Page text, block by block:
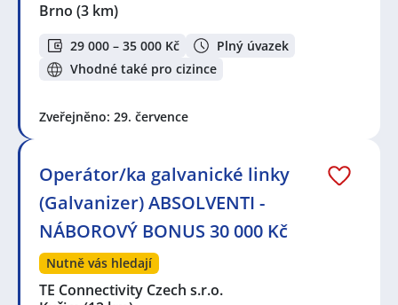
Brno (3 km)
29 000 – 35 000 Kč
Plný úvazek
Vhodné také pro cizince
Zveřejněno: 29. července
Operátor/ka galvanické linky
(Galvanizer) ABSOLVENTI -
NÁBOROVÝ BONUS 30 000 Kč
Nutně vás hledají
TE Connectivity Czech s.r.o.